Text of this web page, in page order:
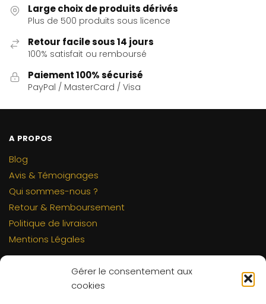
Gérer le consentement aux
cookies
Large choix de produits dérivés
Plus de 500 produits sous licence
Retour facile sous 14 jours
100% satisfait ou remboursé
Paiement 100% sécurisé
PayPal / MasterCard / Visa
A PROPOS
Blog
Avis & Témoignages
Qui sommes-nous ?
Retour & Remboursement
Politique de livraison
Mentions Légales